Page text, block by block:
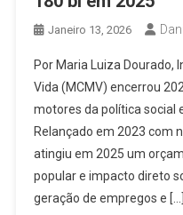
Janeiro 13, 2026
Por Maria Luiza Dourado,
Vida (MCMV) encerrou
motores da política social
Relançado em 2023 com
atingiu em 2025 um
popular e impacto direto
geração de empregos e […]